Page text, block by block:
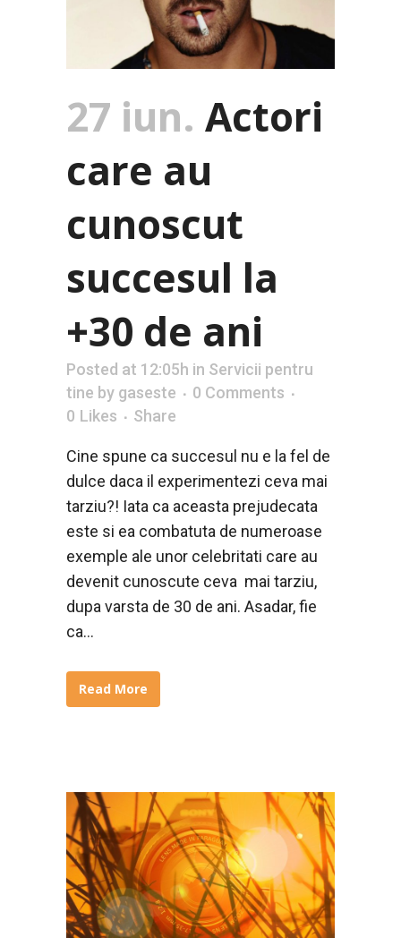
27 iun. Actori
care au
cunoscut
succesul la
+30 de ani
Posted at 12:05h in Servicii pentru
tine by gaseste
0 Comments
0 Likes Share
Cine spune ca succesul nu e la fel de
dulce daca il experimentezi ceva mai
tarziu?! Iata ca aceasta prejudecata
este si ea combatuta de numeroase
exemple ale unor celebritati care au
devenit cunoscute ceva mai tarziu,
dupa varsta de 30 de ani. Asadar, fie
ca...
Read More